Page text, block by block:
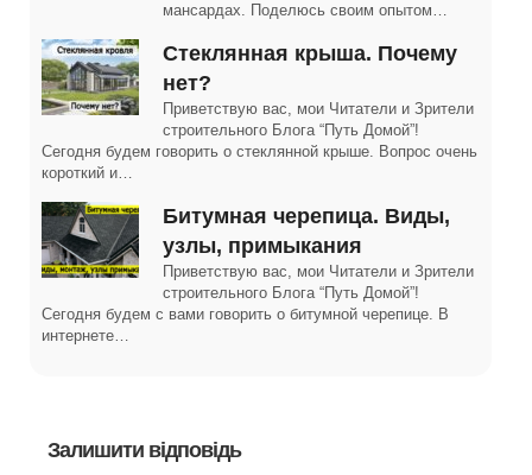
мансардах. Поделюсь своим опытом…
Cтеклянная крыша. Почему
нет?
Приветствую вас, мои Читатели и Зрители
строительного Блога “Путь Домой”!
Сегодня будем говорить о стеклянной крыше. Вопрос очень
короткий и…
Битумная черепица. Виды,
узлы, примыкания
Приветствую вас, мои Читатели и Зрители
строительного Блога “Путь Домой”!
Сегодня будем с вами говорить о битумной черепице. В
интернете…
Залишити відповідь